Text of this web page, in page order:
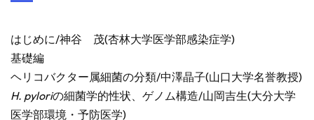
はじめに/神谷 茂(杏林大学医学部感染症学)
基礎編
ヘリコバクター属細菌の分類/中澤晶子(山口大学名誉教授)
H. pyloriの細菌学的性状、ゲノム構造/山岡吉生(大分大学
医学部環境・予防医学)